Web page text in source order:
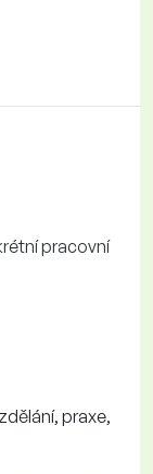
pracovní
praxe,